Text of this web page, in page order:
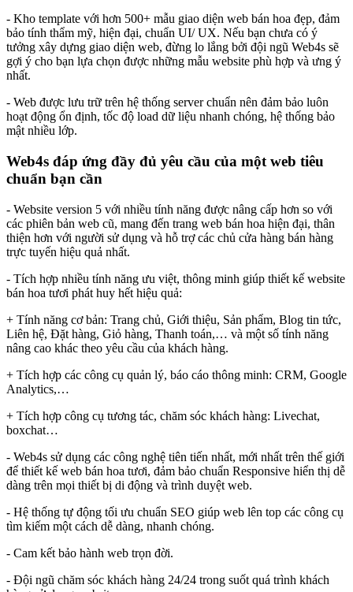
- Kho template với hơn 500+ mẫu giao diện web bán hoa đẹp, đảm
bảo tính thẩm mỹ, hiện đại, chuẩn UI/ UX. Nếu bạn chưa có ý
tưởng xây dựng giao diện web, đừng lo lắng bởi đội ngũ Web4s sẽ
gợi ý cho bạn lựa chọn được những mẫu website phù hợp và ưng ý
nhất.
- Web được lưu trữ trên hệ thống server chuẩn nên đảm bảo luôn
hoạt động ổn định, tốc độ load dữ liệu nhanh chóng, hệ thống bảo
mật nhiều lớp.
Web4s đáp ứng đầy đủ yêu cầu của một web tiêu
chuẩn bạn cần
- Website version 5 với nhiều tính năng được nâng cấp hơn so với
các phiên bản web cũ, mang đến trang web bán hoa hiện đại, thân
thiện hơn với người sử dụng và hỗ trợ các chủ cửa hàng bán hàng
trực tuyến hiệu quả nhất.
- Tích hợp nhiều tính năng ưu việt, thông minh giúp thiết kế website
bán hoa tươi phát huy hết hiệu quả:
+ Tính năng cơ bản: Trang chủ, Giới thiệu, Sản phẩm, Blog tin tức,
Liên hệ, Đặt hàng, Giỏ hàng, Thanh toán,… và một số tính năng
nâng cao khác theo yêu cầu của khách hàng.
+ Tích hợp các công cụ quản lý, báo cáo thông minh: CRM, Google
Analytics,…
+ Tích hợp công cụ tương tác, chăm sóc khách hàng: Livechat,
boxchat…
- Web4s sử dụng các công nghệ tiên tiến nhất, mới nhất trên thế giới
để thiết kế web bán hoa tươi, đảm bảo chuẩn Responsive hiển thị dễ
dàng trên mọi thiết bị di động và trình duyệt web.
- Hệ thống tự động tối ưu chuẩn SEO giúp web lên top các công cụ
tìm kiếm một cách dễ dàng, nhanh chóng.
- Cam kết bảo hành web trọn đời.
- Đội ngũ chăm sóc khách hàng 24/24 trong suốt quá trình khách